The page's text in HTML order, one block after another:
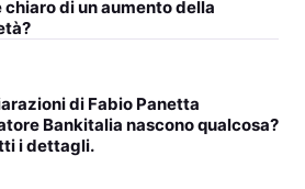
chiaro di un aumento della
di Fabio Panetta
Bankitalia nascono qualcosa?
i dettagli.